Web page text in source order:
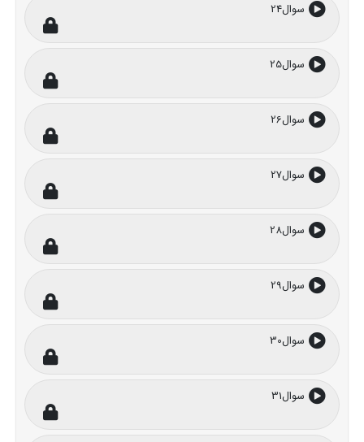
سوال24
سوال25
سوال26
سوال27
سوال28
سوال29
سوال30
سوال31